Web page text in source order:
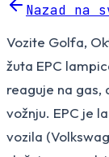
Nazad na
Vozite Golfa,
žuta EPC
reaguje na gas,
vožnju. EPC je
vozila